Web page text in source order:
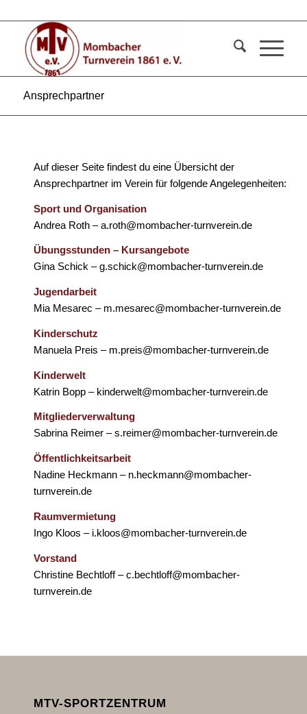
Ansprechpartner
Auf dieser Seite findest du eine Übersicht der
Ansprechpartner im Verein für folgende Angelegenheiten:
Sport und Organisation
Andrea Roth – a.roth@mombacher-turnverein.de
Übungsstunden – Kursangebote
Gina Schick – g.schick@mombacher-turnverein.de
Jugendarbeit
Mia Mesarec – m.mesarec@mombacher-turnverein.de
Kinderschutz
Manuela Preis – m.preis@mombacher-turnverein.de
Kinderwelt
Katrin Bopp – kinderwelt@mombacher-turnverein.de
Mitgliederverwaltung
Sabrina Reimer – s.reimer@mombacher-turnverein.de
Öffentlichkeitsarbeit
Nadine Heckmann – n.heckmann@mombacher-
turnverein.de
Raumvermietung
Ingo Kloos – i.kloos@mombacher-turnverein.de
Vorstand
Christine Bechtloff – c.bechtloff@mombacher-
turnverein.de
MTV-SPORTZENTRUM